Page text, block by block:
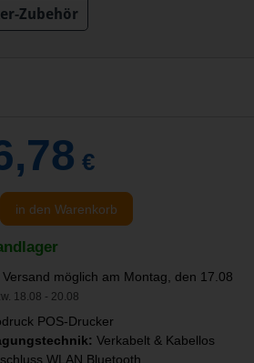
Zubehör
€
in den Warenkorb
möglich am Montag, den 17.08
18.08 - 20.08
POS-Drucker
Verkabelt & Kabellos
WLAN Bluetooth